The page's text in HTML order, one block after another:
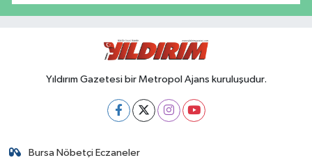
Yıldırım Gazetesi bir Metropol Ajans kuruluşudur.
Bursa Nöbetçi Eczaneler